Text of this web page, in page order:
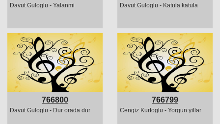
Davut Guloglu - Yalanmi Davut Guloglu - Katula katula
766800
Davut Guloglu - Dur orada dur
766799
Cengiz Kurtoglu - Yorgun yillar